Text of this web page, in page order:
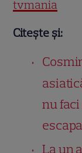
tvmania
Citește și:
nu
La un